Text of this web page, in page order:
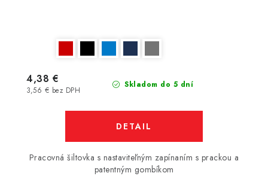
Skladom do 5 dní
3,56 € bez DPH
4,38 €
DETAIL
Pracovná šiltovka s nastaviteľným zapínaním s prackou a
patentným gombíkom